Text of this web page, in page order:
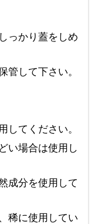
っかり蓋をしめ
管して下さい。
してください。
い場合は使用し
成分を使用して
稀に使用してい